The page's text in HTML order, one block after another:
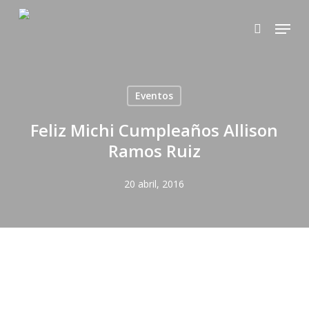
search
Menu
Eventos
Feliz Michi Cumpleaños Allison
Ramos Ruiz
20 abril, 2016